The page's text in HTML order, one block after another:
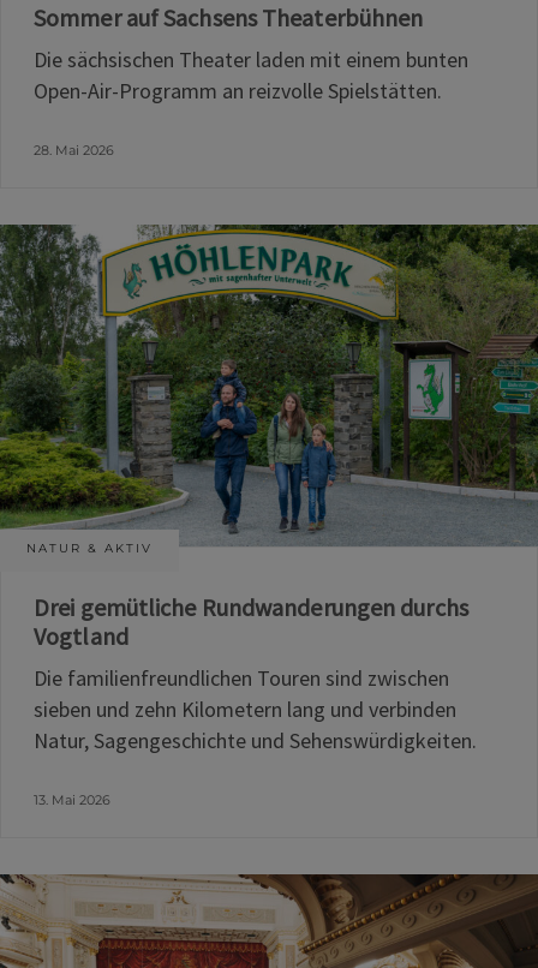
Sommer auf Sachsens Theaterbühnen
Die sächsischen Theater laden mit einem bunten
Open-Air-Programm an reizvolle Spielstätten.
28. Mai 2026
NATUR & AKTIV
Drei gemütliche Rundwanderungen durchs
Vogtland
Die familienfreundlichen Touren sind zwischen
sieben und zehn Kilometern lang und verbinden
Natur, Sagengeschichte und Sehenswürdigkeiten.
13. Mai 2026